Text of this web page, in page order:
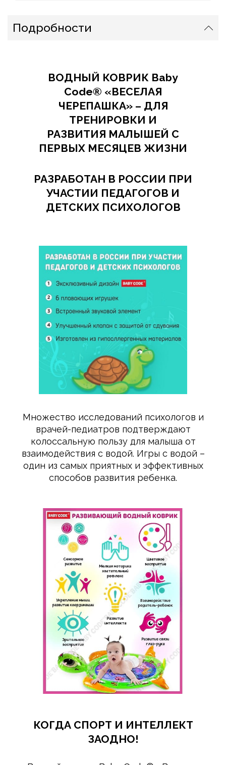
Подробности
ВОДНЫЙ КОВРИК Baby
Code® «ВЕСЕЛАЯ
ЧЕРЕПАШКА» – ДЛЯ
ТРЕНИРОВКИ И
РАЗВИТИЯ МАЛЫШЕЙ С
ПЕРВЫХ МЕСЯЦЕВ ЖИЗНИ
РАЗРАБОТАН В РОССИИ ПРИ
УЧАСТИИ ПЕДАГОГОВ И
ДЕТСКИХ ПСИХОЛОГОВ
Множество исследований психологов и
врачей-педиатров подтверждают
колоссальную пользу для малыша от
взаимодействия с водой. Игры с водой –
один из самых приятных и эффективных
способов развития ребенка.
КОГДА СПОРТ И ИНТЕЛЛЕКТ
ЗАОДНО!